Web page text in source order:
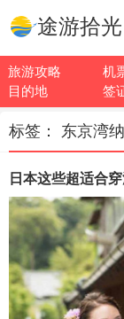
途游拾光
旅游攻略 机
目的地
签
标签： 东京湾
日本这些超适合